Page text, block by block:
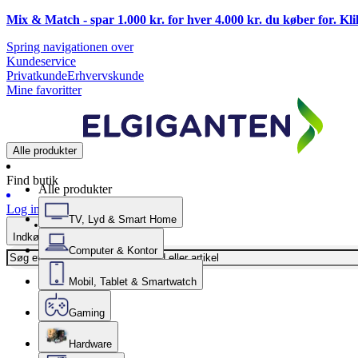
Mix & Match - spar 1.000 kr. for hver 4.000 kr. du køber for.
Spring navigationen over
Kundeservice
PrivatkundeErhvervskunde
Mine favoritter
Alle produkter
Find butik
Log ind
Indkøbskurv
Alle produkter
TV, Lyd & Smart Home
Computer & Kontor
Mobil, Tablet & Smartwatch
Gaming
Hardware